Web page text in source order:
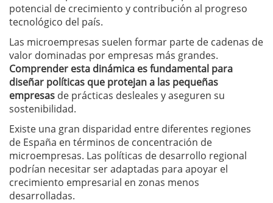
potencial de crecimiento y contribución al progreso
tecnológico del país.
Las microempresas suelen formar parte de cadenas de
valor dominadas por empresas más grandes.
Comprender esta dinámica es fundamental para
diseñar políticas que protejan a las pequeñas
empresas de prácticas desleales y aseguren su
sostenibilidad.
Existe una gran disparidad entre diferentes regiones
de España en términos de concentración de
microempresas. Las políticas de desarrollo regional
podrían necesitar ser adaptadas para apoyar el
crecimiento empresarial en zonas menos
desarrolladas.